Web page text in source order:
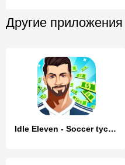
Другие приложения
Idle Eleven - Soccer tycoon